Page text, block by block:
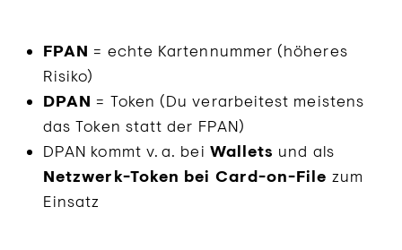
FPAN = echte Kartennummer (höheres
Risiko)
DPAN = Token (Du verarbeitest meistens
das Token statt der FPAN)
DPAN kommt v. a. bei Wallets und als
Netzwerk-Token bei Card-on-File zum
Einsatz